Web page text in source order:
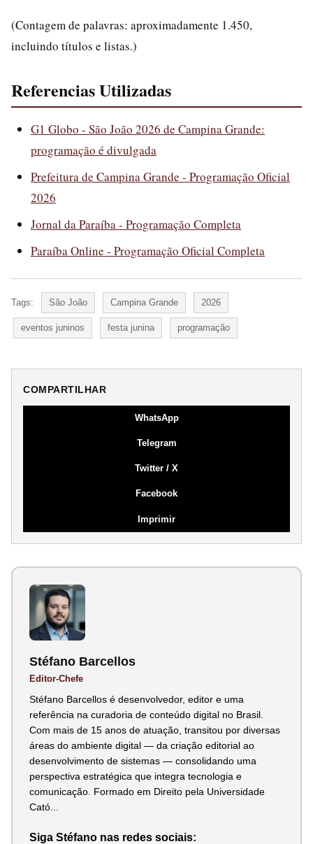
(Contagem de palavras: aproximadamente 1.450,
incluindo títulos e listas.)
Referencias Utilizadas
G1 Globo - São João 2026 de Campina Grande:
programação é divulgada
Prefeitura de Campina Grande - Programação Oficial
2026
Jornal da Paraíba - Programação Completa
Paraíba Online - Programação Oficial Completa
Tags: São João Campina Grande 2026
eventos juninos festa junina programação
COMPARTILHAR
WhatsApp
Telegram
Twitter / X
Facebook
Imprimir
Stéfano Barcellos
Editor-Chefe
Stéfano Barcellos é desenvolvedor, editor e uma
referência na curadoria de conteúdo digital no Brasil.
Com mais de 15 anos de atuação, transitou por diversas
áreas do ambiente digital — da criação editorial ao
desenvolvimento de sistemas — consolidando uma
perspectiva estratégica que integra tecnologia e
comunicação. Formado em Direito pela Universidade
Cató...
Siga Stéfano nas redes sociais: